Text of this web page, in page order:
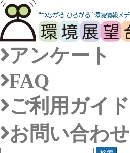
アンケート
FAQ
ご利用ガイド
お問い合わせ